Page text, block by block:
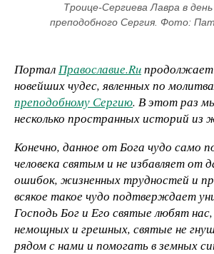
Троице-Сергиева Лавра в
преподобного Сергия. Фото:
ПорталПравославие.Ru
новейших чудес, явленных по
преподобному Сергию. В этот раз
несколько пространных историй из
Конечно, данное от Бога чудо само
человека святым и не избавляет от
ошибок, жизненных трудностей и
всякое такое чудо подтверждает
Господь Бог и Его святые любят
немощных и грешных, святые не
рядом с нами и помогать в земных